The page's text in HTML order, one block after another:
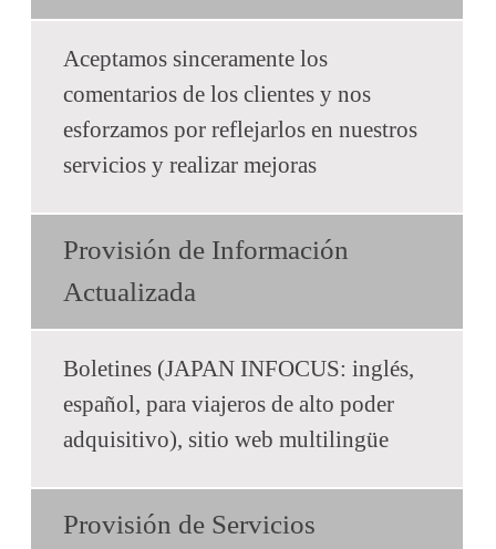
Aceptamos sinceramente los
comentarios de los clientes y nos
esforzamos por reflejarlos en nuestros
servicios y realizar mejoras
Provisión de Información
Actualizada
Boletines (JAPAN INFOCUS: inglés,
español, para viajeros de alto poder
adquisitivo), sitio web multilingüe
Provisión de Servicios